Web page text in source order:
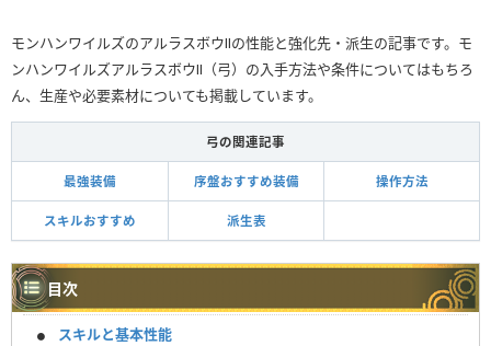
モンハンワイルズのアルラスボウⅡの性能と強化先・派生の記事です。モ
ンハンワイルズアルラスボウⅡ（弓）の入手方法や条件についてはもちろ
ん、生産や必要素材についても掲載しています。
弓の関連記事
最強装備 序盤おすすめ装備 操作方法
スキルおすすめ 派生表
目次
スキルと基本性能